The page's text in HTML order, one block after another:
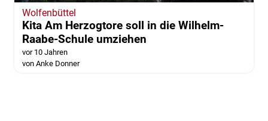
Wolfenbüttel
Kita Am Herzogtore soll in die Wilhelm-
Raabe-Schule umziehen
vor 10 Jahren
von Anke Donner